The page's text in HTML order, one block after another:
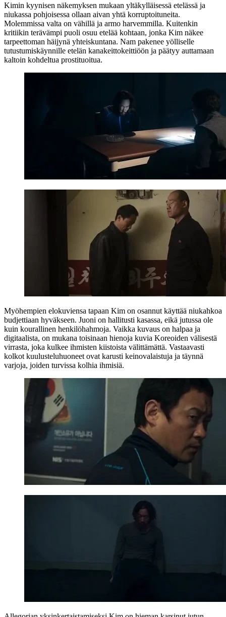
Kimin kyynisen näkemyksen mukaan yltäkylläisessä etelässä ja
niukassa pohjoisessa ollaan aivan yhtä korruptoituneita.
Molemmissa valta on vähillä ja armo harvemmilla. Kuitenkin
kritiikin terävämpi puoli osuu etelää kohtaan, jonka Kim näkee
tarpeettoman häijynä yhteiskuntana. Nam pakenee yölliselle
tutustumiskäynnille etelän kanakeittokeittiöön ja päätyy auttamaan
kaltoin kohdeltua prostituoitua.
Myöhempien elokuviensa tapaan Kim on osannut käyttää niukahkoa
budjettiaan hyväkseen. Juoni on hallitusti kasassa, eikä jutussa ole
kuin kourallinen henkilöhahmoja. Vaikka kuvaus on halpaa ja
digitaalista, on mukana toisinaan hienoja kuvia Koreoiden välisestä
virrasta, joka kulkee ihmisten kiistoista välittämättä. Vastaavasti
kolkot kuulusteluhuoneet ovat karusti keinovalaistuja ja täynnä
varjoja, joiden turvissa kolhia ihmisiä.